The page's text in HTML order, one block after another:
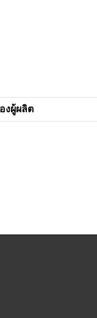
งผู้ผลิต